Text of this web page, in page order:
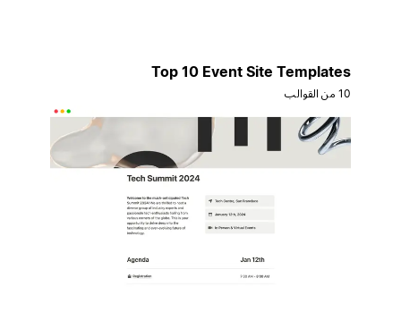
Top 10 Event Site Templates